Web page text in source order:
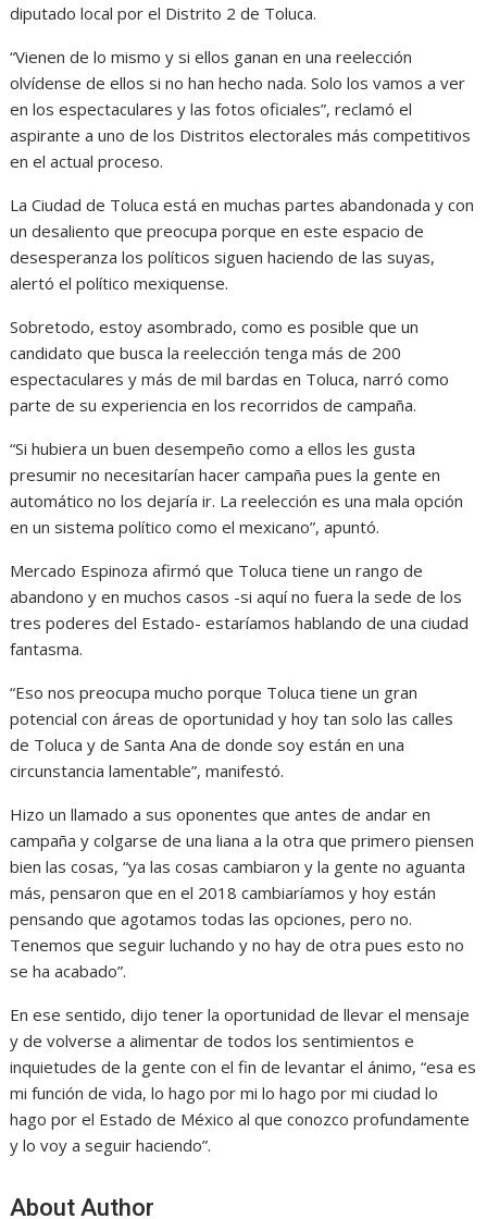
diputado local por el Distrito 2 de Toluca.
“Vienen de lo mismo y si ellos ganan en una reelección
olvídense de ellos si no han hecho nada. Solo los vamos a ver
en los espectaculares y las fotos oficiales”, reclamó el
aspirante a uno de los Distritos electorales más competitivos
en el actual proceso.
La Ciudad de Toluca está en muchas partes abandonada y con
un desaliento que preocupa porque en este espacio de
desesperanza los políticos siguen haciendo de las suyas,
alertó el político mexiquense.
Sobretodo, estoy asombrado, como es posible que un
candidato que busca la reelección tenga más de 200
espectaculares y más de mil bardas en Toluca, narró como
parte de su experiencia en los recorridos de campaña.
“Si hubiera un buen desempeño como a ellos les gusta
presumir no necesitarían hacer campaña pues la gente en
automático no los dejaría ir. La reelección es una mala opción
en un sistema político como el mexicano”, apuntó.
Mercado Espinoza afirmó que Toluca tiene un rango de
abandono y en muchos casos -si aquí no fuera la sede de los
tres poderes del Estado- estaríamos hablando de una ciudad
fantasma.
“Eso nos preocupa mucho porque Toluca tiene un gran
potencial con áreas de oportunidad y hoy tan solo las calles
de Toluca y de Santa Ana de donde soy están en una
circunstancia lamentable”, manifestó.
Hizo un llamado a sus oponentes que antes de andar en
campaña y colgarse de una liana a la otra que primero piensen
bien las cosas, “ya las cosas cambiaron y la gente no aguanta
más, pensaron que en el 2018 cambiaríamos y hoy están
pensando que agotamos todas las opciones, pero no.
Tenemos que seguir luchando y no hay de otra pues esto no
se ha acabado”.
En ese sentido, dijo tener la oportunidad de llevar el mensaje
y de volverse a alimentar de todos los sentimientos e
inquietudes de la gente con el fin de levantar el ánimo, “esa es
mi función de vida, lo hago por mi lo hago por mi ciudad lo
hago por el Estado de México al que conozco profundamente
y lo voy a seguir haciendo”.
About Author